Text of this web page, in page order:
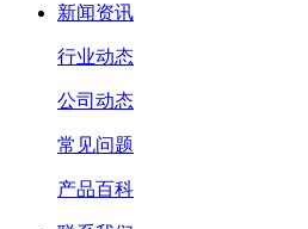
新闻资讯
行业动态
公司动态
常见问题
产品百科